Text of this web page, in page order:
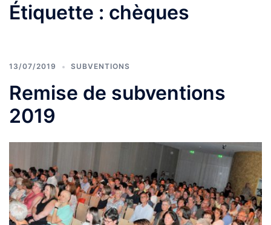
menu
Étiquette : chèques
13/07/2019 SUBVENTIONS
Remise de subventions
2019